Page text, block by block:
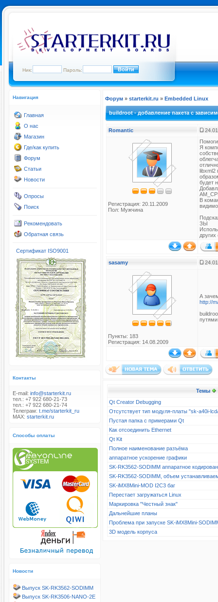
Ник: Пароль:
Навигация
Главная
О нас
Магазин
Где/как купить
Форум
Статьи
Новости
Опросы
Поиск
Рекомендовать
Обратная связь
Сертификат ISO9001
Контакты
E-mail: info@starterkit.ru
тел.: +7 922 680-21-73
тел.: +7 922 680-21-74
Телеграм: t.me/starterkit_ru
MAX: starterkit.ru
Способы оплаты
Новости
Выпуск SK-RK3562-SODIMM
Выпуск SK-RK3506-NANO-2E
Форум » starterkit.ru » Embedded Linux
buildroot - добавление пакета с
Romantic
Регистрация: 20.11.2009
Пол: Мужчина
Я
libxml2
будет
В
ЗЫ
других
sasamy
Пункты: 183
Регистрация: 14.08.2009
А
http://
Темы
Qt Creator Debugging
Отсутствует тип модуля-платы "sk-a40i-
Пустая папка с примерами Qt
Как отсоединить Ethernet
Qt Kit
Полное наименование разъёма
аппаратное ускорение графики
SK-RK3562-SODIMM аппаратное
SK-RK3562-SODIMM, объем
SK-iMX8Mini-MOD I2C3 баг
Перестает загружаться Linux
Маркировка "Честный знак"
Дальнейшие планы
Проблема при запуске SK-iMX8Mini-
3D модель корпуса